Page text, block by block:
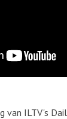
van ILTV's